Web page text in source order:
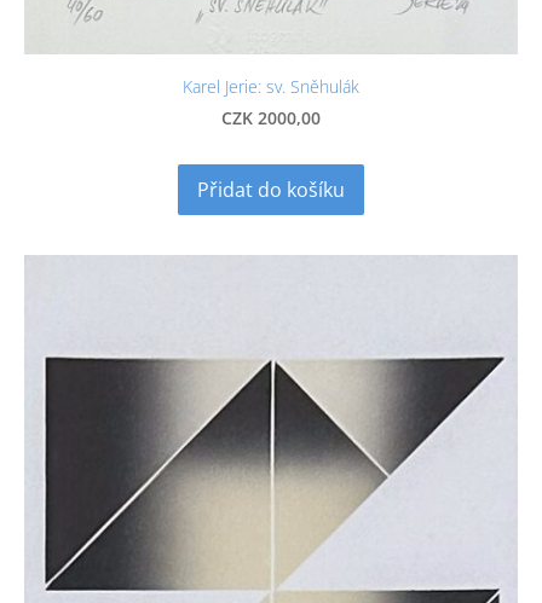
Karel Jerie: sv. Sněhulák
CZK 2000,00
Přidat do košíku